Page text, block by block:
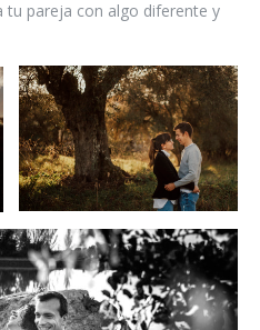
pareja con algo diferente y